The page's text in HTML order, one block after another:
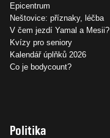
Epicentrum
Neštovice: příznaky, léčba
V čem jezdí Yamal a Mesii?
Kvízy pro seniory
Kalendář úplňků 2026
Co je bodycount?
Politika